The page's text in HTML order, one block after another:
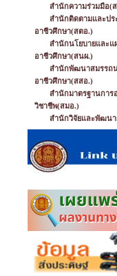
สำนักความร่วมมือ(
สำนักติดตามและปร
อาชีวศึกษา(สตอ.)
สำนักนโยบายและแ
อาชีวศึกษา(สนผ.)
สำนักพัฒนาสมรรถ
อาชีวศึกษา(สสอ.)
สำนักมาตรฐานการ
วิชาชีพ(สมอ.)
สำนักวิจัยและพัฒนา